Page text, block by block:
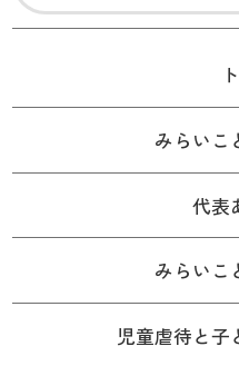
みらいこ
代表
みらいこ
児童虐待と子